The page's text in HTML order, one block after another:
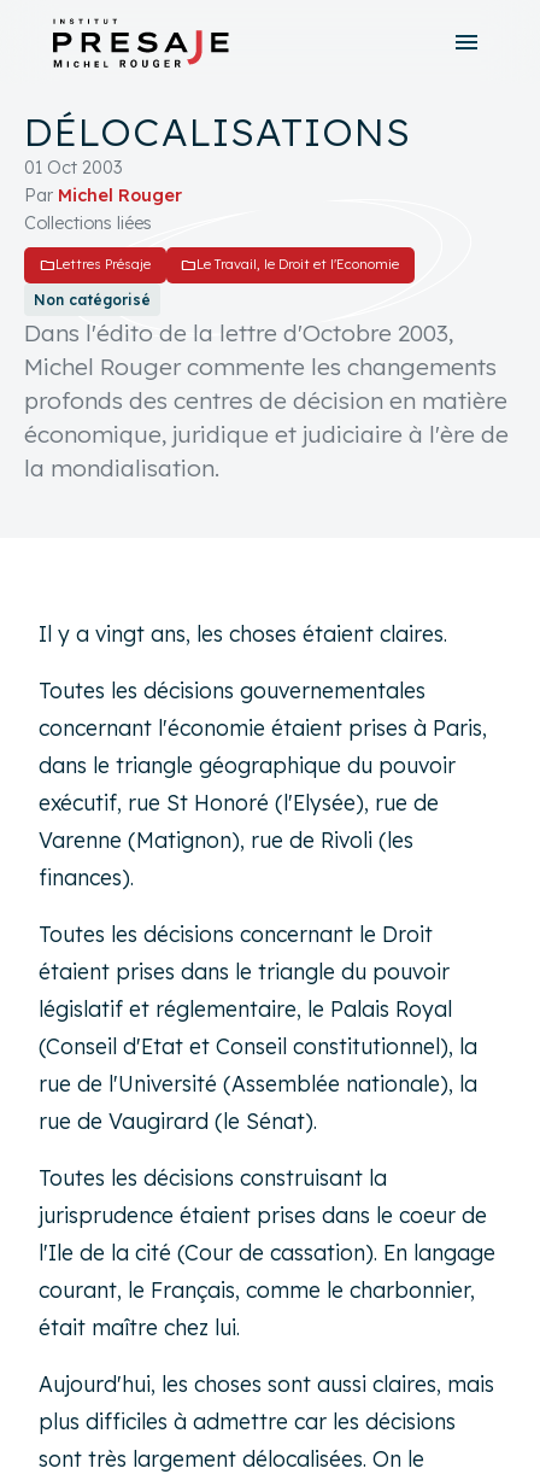
menu
Recherche avancée
DÉLOCALISATIONS
01 Oct 2003
Par Michel Rouger
Collections liées
folderLettres Présaje folderLe Travail, le Droit et l'Economie
Non catégorisé
Dans l'édito de la lettre d'Octobre 2003,
Michel Rouger commente les changements
profonds des centres de décision en matière
économique, juridique et judiciaire à l'ère de
la mondialisation.
Il y a vingt ans, les choses étaient claires.
Toutes les décisions gouvernementales
concernant l'économie étaient prises à Paris,
dans le triangle géographique du pouvoir
exécutif, rue St Honoré (l'Elysée), rue de
Varenne (Matignon), rue de Rivoli (les
finances).
Toutes les décisions concernant le Droit
étaient prises dans le triangle du pouvoir
législatif et réglementaire, le Palais Royal
(Conseil d'Etat et Conseil constitutionnel), la
rue de l'Université (Assemblée nationale), la
rue de Vaugirard (le Sénat).
Toutes les décisions construisant la
jurisprudence étaient prises dans le coeur de
l'Ile de la cité (Cour de cassation). En langage
courant, le Français, comme le charbonnier,
était maître chez lui.
Aujourd'hui, les choses sont aussi claires, mais
plus difficiles à admettre car les décisions
sont très largement délocalisées. On le